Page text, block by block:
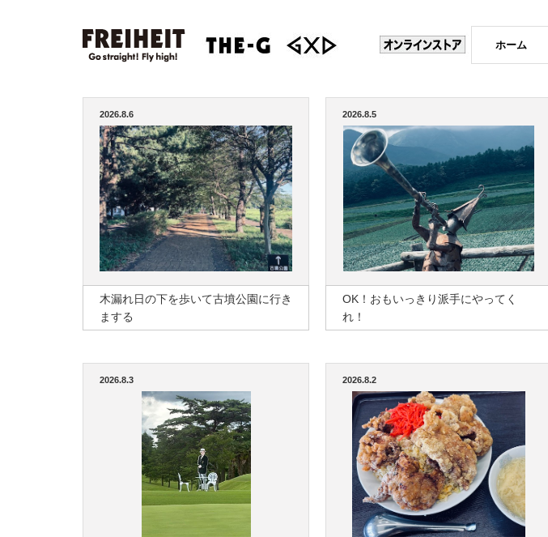
ホーム
2026.8.6
木漏れ日の下を歩いて古墳公園に行き
まする
2026.8.5
OK！おもいっきり派手にやってく
れ！
2026.8.3 2026.8.2